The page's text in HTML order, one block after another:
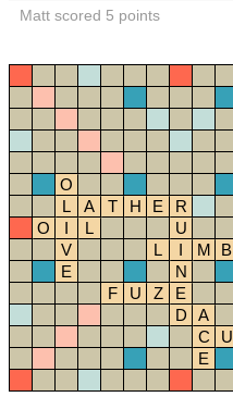
Matt scored 5 points
O
L
A T H E R
O
I L U
V
L I M B
E
N
F
U Z
E
D
A
C
U
E